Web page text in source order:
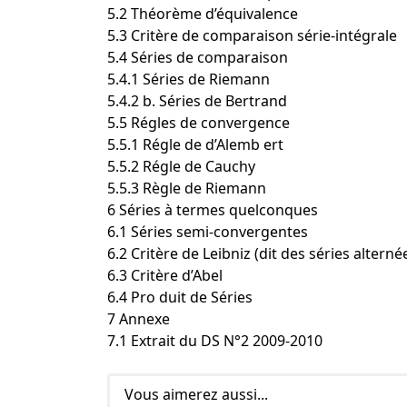
5.2 Théorème d’équivalence
5.3 Critère de comparaison série-intégrale
5.4 Séries de comparaison
5.4.1 Séries de Riemann
5.4.2 b. Séries de Bertrand
5.5 Régles de convergence
5.5.1 Régle de d’Alemb ert
5.5.2 Régle de Cauchy
5.5.3 Règle de Riemann
6 Séries à termes quelconques
6.1 Séries semi-convergentes
6.2 Critère de Leibniz (dit des séries
6.3 Critère d’Abel
6.4 Pro duit de Séries
7 Annexe
7.1 Extrait du DS N°2 2009-2010
Vous aimerez aussi...